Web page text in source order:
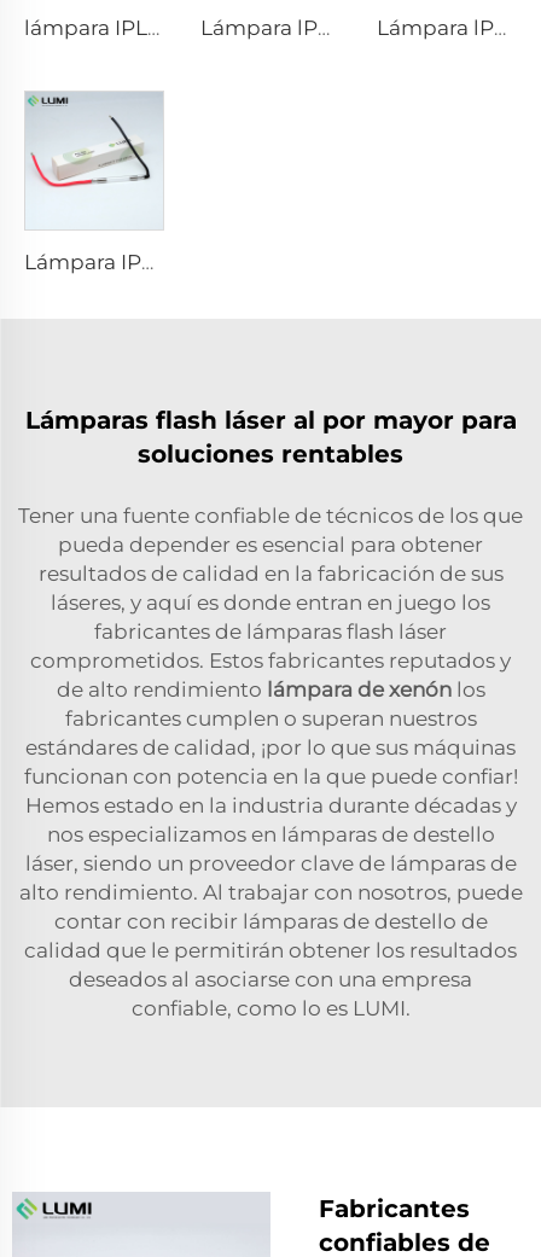
lámpara IPL P1671 - 7×50×110 mm Lámpara lPL, modelo 7-60-125 Cable Lámpara lPL, modelo 7-50-115 Cable
Lámpara IPL, modelo 9-45-100 Cable
Lámparas flash láser al por mayor para
soluciones rentables
Tener una fuente confiable de técnicos de los que
pueda depender es esencial para obtener
resultados de calidad en la fabricación de sus
láseres, y aquí es donde entran en juego los
fabricantes de lámparas flash láser
comprometidos. Estos fabricantes reputados y
de alto rendimiento lámpara de xenón los
fabricantes cumplen o superan nuestros
estándares de calidad, ¡por lo que sus máquinas
funcionan con potencia en la que puede confiar!
Hemos estado en la industria durante décadas y
nos especializamos en lámparas de destello
láser, siendo un proveedor clave de lámparas de
alto rendimiento. Al trabajar con nosotros, puede
contar con recibir lámparas de destello de
calidad que le permitirán obtener los resultados
deseados al asociarse con una empresa
confiable, como lo es LUMI.
Fabricantes
confiables de